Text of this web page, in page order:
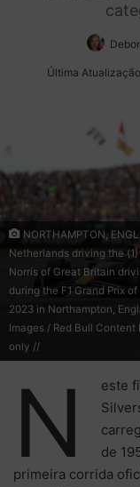
Última
NORTHAMPTON,
Netherlands driving the
Norris of Great Britain
during the F1 Grand Prix
2023 in Northampton,
Images / Red Bull
only //
N este
de
primeira corrida